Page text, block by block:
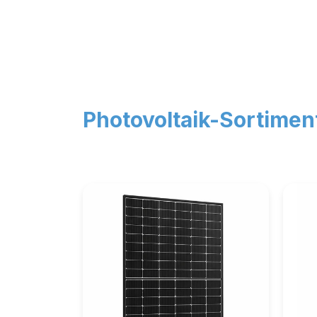
Photovoltaik-